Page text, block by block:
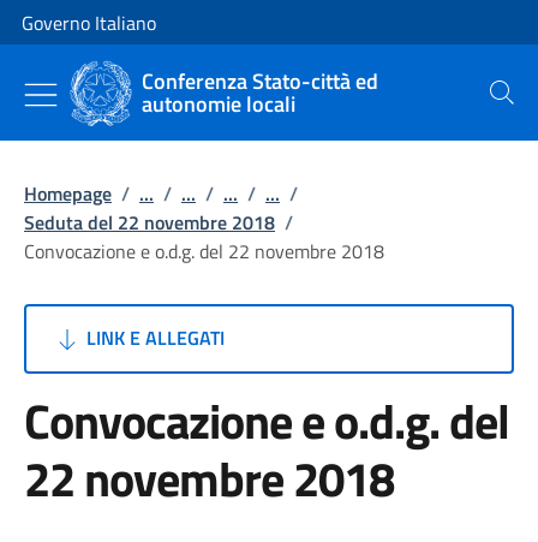
Vai al contenuto
Vai alla navigazione del sito
Governo Italiano
Conferenza Stato-città ed
autonomie locali Cerca
Homepage / ... / ... / ... / ... /
Seduta del 22 novembre 2018 /
Convocazione e o.d.g. del 22 novembre 2018
LINK E ALLEGATI
Convocazione e o.d.g. del
22 novembre 2018